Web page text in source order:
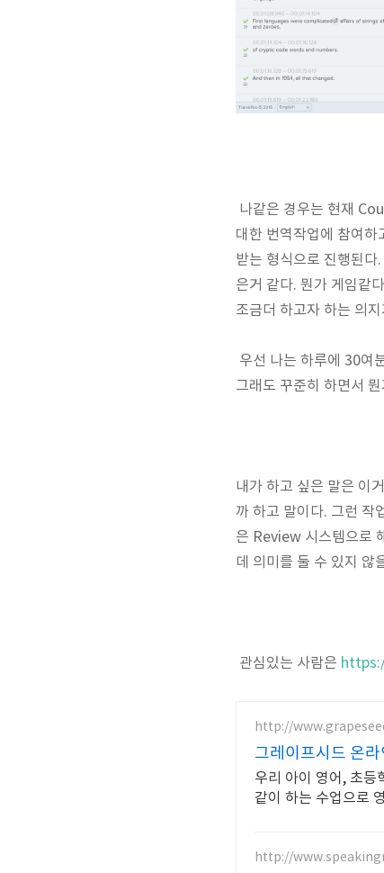
나같은 경우는 현재
대한 번역작업에 참여
받는 형식으로 진행된
은거 같다. 뭔가 게임같
조금더 하고자 하는 의
우선 나는 하루에 30여
그래도 꾸준히 하면서
내가 하고 싶은 말은 이
까 하고 말이다. 그런 작
은 Review 시스템으로
데 의미를 둘 수 있지 않
관심있는 사람은
http://
그레이프시드 온라
우리 아이 영어, 초등
같이 하는 수업으로
http://